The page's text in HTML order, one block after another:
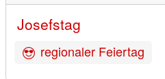
Josefstag
regionaler Feiertag